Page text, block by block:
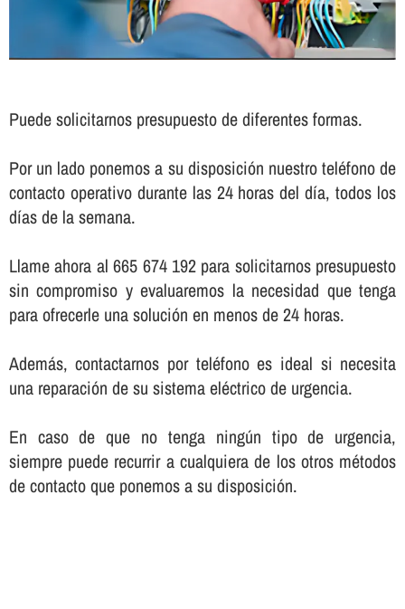
Puede solicitarnos presupuesto de diferentes formas.
Por un lado ponemos a su disposición nuestro teléfono de
contacto operativo durante las 24 horas del dí­a, todos los
dí­as de la semana.
Llame ahora al 665 674 192 para solicitarnos presupuesto
sin compromiso y evaluaremos la necesidad que tenga
para ofrecerle una solución en menos de 24 horas.
Además, contactarnos por teléfono es ideal si necesita
una reparación de su sistema eléctrico de urgencia.
En caso de que no tenga ningún tipo de urgencia,
siempre puede recurrir a cualquiera de los otros métodos
de contacto que ponemos a su disposición.